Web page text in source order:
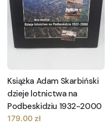
Książka Adam Skarbiński
dzieje lotnictwa na
Podbeskidziu 1932-2000
179.00 zł